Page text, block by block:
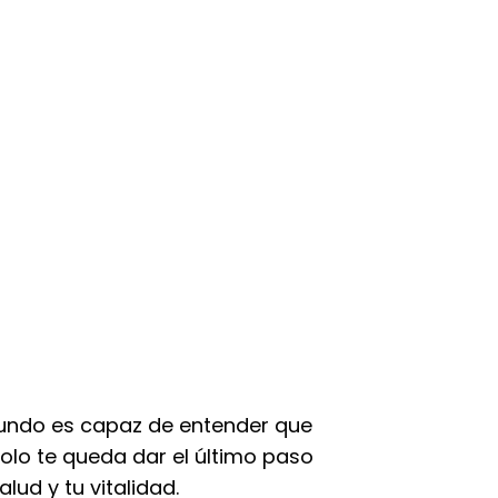
es capaz de entender que
te queda dar el último paso
y tu vitalidad.